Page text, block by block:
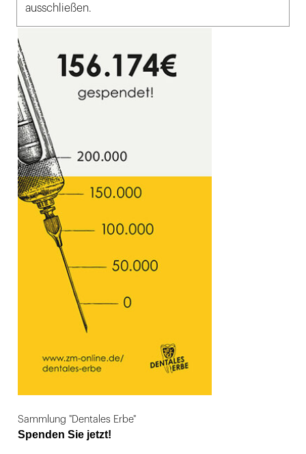
ausschließen.
Sammlung "Dentales Erbe"
Spenden Sie jetzt!